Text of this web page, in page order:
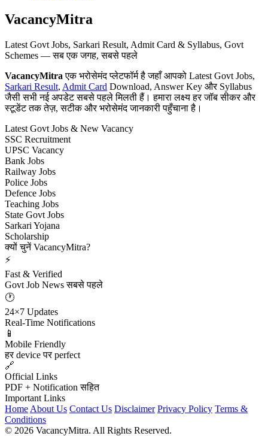
VacancyMitra
Latest Govt Jobs, Sarkari Result, Admit Card & Syllabus, Govt
Schemes — सब एक जगह, सबसे पहले
VacancyMitra एक भरोसेमंद प्लेटफॉर्म है जहाँ आपको Latest Govt Jobs,
Sarkari Result, Admit Card Download, Answer Key और Syllabus
जैसी सभी नई अपडेट सबसे पहले मिलती हैं। हमारा लक्ष्य हर जॉब सीकर और
स्टूडेंट तक तेज़, सटीक और भरोसेमंद जानकारी पहुँचाना है।
Latest Govt Jobs & New Vacancy
SSC Recruitment
UPSC Vacancy
Bank Jobs
Railway Jobs
Police Jobs
Defence Jobs
Teaching Jobs
State Govt Jobs
Sarkari Yojana
Scholarship
क्यों चुनें VacancyMitra?
⚡
Fast & Verified
Govt Job News सबसे पहले
🕐
24×7 Updates
Real-Time Notifications
📱
Mobile Friendly
हर device पर perfect
🔗
Official Links
PDF + Notification सहित
Important Links
Home About Us Contact Us Disclaimer Privacy Policy Terms &
Conditions
© 2026 VacancyMitra. All Rights Reserved.